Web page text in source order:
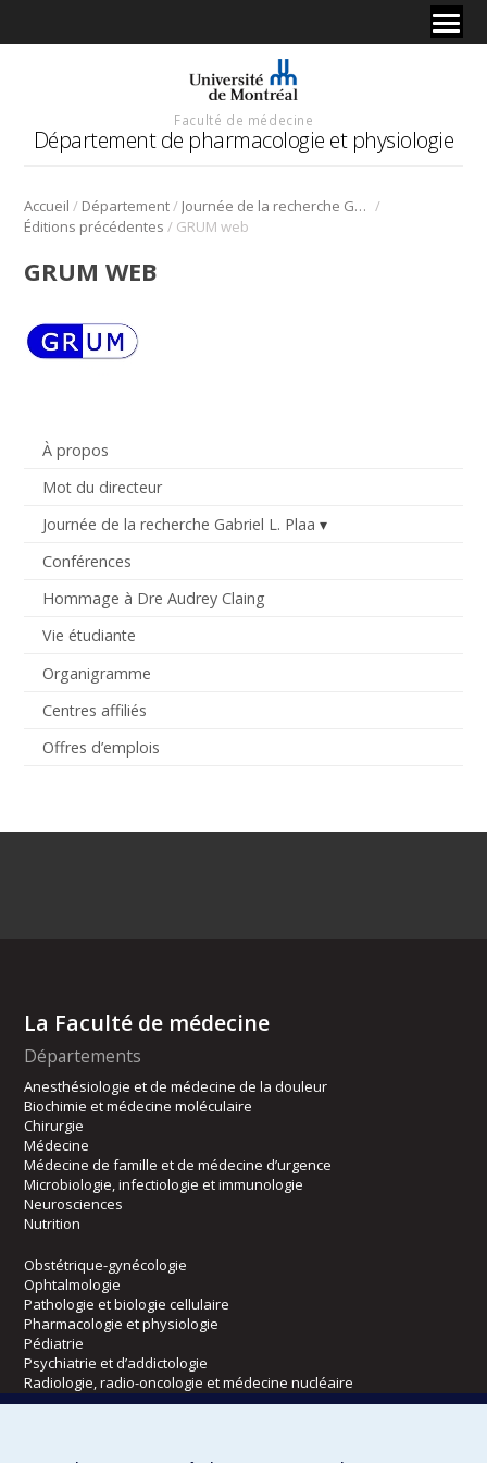
Faculté de médecine
Département de pharmacologie et physiologie
Accueil / Département/ Journée de la recherche Gabriel L. Plaa /
Éditions précédentes / GRUM web
À propos
Mot du directeur
Journée de la recherche Gabriel L. Plaa
Conférences
Hommage à Dre Audrey Claing
Vie étudiante
Organigramme
Centres affiliés
Offres d’emplois
GRUM WEB
La Faculté de médecine
Départements
Anesthésiologie et de médecine de la douleur
Biochimie et médecine moléculaire
Chirurgie
Médecine
Médecine de famille et de médecine d’urgence
Microbiologie, infectiologie et immunologie
Neurosciences
Nutrition
Obstétrique-gynécologie
Ophtalmologie
Pathologie et biologie cellulaire
Pharmacologie et physiologie
Pédiatrie
Psychiatrie et d’addictologie
Radiologie, radio-oncologie et médecine nucléaire